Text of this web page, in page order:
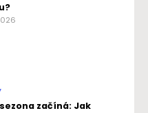
začíná: Jak